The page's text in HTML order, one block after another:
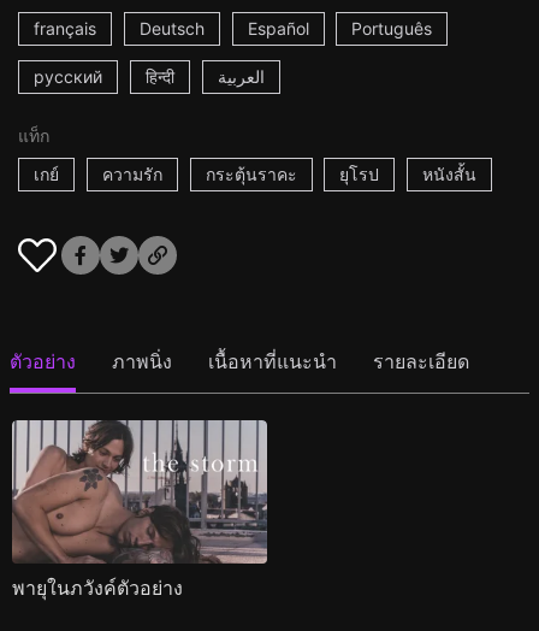
français Deutsch Español Português
русский हिन्दी العربية
แท็ก
เกย์
ความรัก กระตุ้นราคะ ยุโรป หนังสั้น
ตัวอย่าง ภาพนิ่ง เนื้อหาที่แนะนำ รายละเอียด
พายุในภวังค์ตัวอย่าง